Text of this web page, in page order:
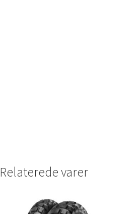
Relaterede varer